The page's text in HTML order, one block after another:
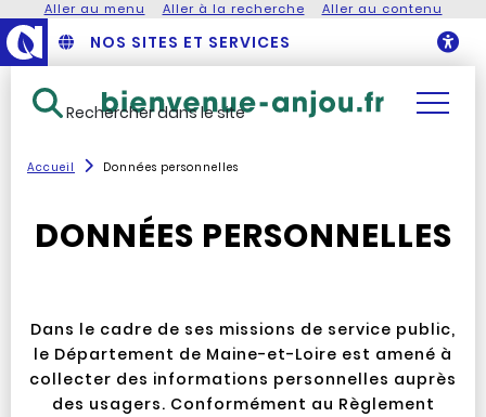
Aller au menu Aller à la recherche Aller au contenu
NOS SITES ET SERVICES
Rechercher dans le site
Accueil Données personnelles
DONNÉES PERSONNELLES
Dans le cadre de ses missions de service public,
le Département de Maine-et-Loire est amené à
collecter des informations personnelles auprès
des usagers. Conformément au Règlement